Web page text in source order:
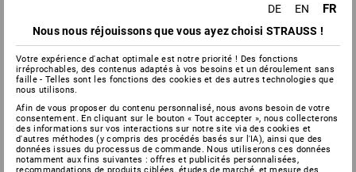
DE EN FR
Nous nous réjouissons que vous ayez choisi STRAUSS !
Votre expérience d'achat optimale est notre priorité ! Des fonctions
irréprochables, des contenus adaptés à vos besoins et un déroulement sans
faille - Telles sont les fonctions des cookies et des autres technologies que
nous utilisons.
Afin de vous proposer du contenu personnalisé, nous avons besoin de votre
consentement. En cliquant sur le bouton « Tout accepter », nous collecterons
des informations sur vos interactions sur notre site via des cookies et
d'autres méthodes (y compris des procédés basés sur l'IA), ainsi que des
données issues du processus de commande. Nous utiliserons ces données
notamment aux fins suivantes : offres et publicités personnalisées,
recommandations de produits ciblées, études de marché, et mesure des